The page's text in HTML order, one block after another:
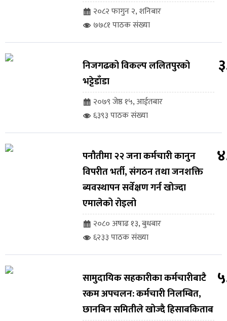
२०८२ फागुन २, शनिबार
७७८१ पाठक संख्या
निजगढको विकल्प ललितपुरको
भट्टेडाँडा
२०७९ जेष्ठ १५, आईतबार
६३९३ पाठक संख्या
पनौतीमा २२ जना कर्मचारी कानुन
विपरीत भर्ती, संगठन तथा जनशक्ति
ब्यवस्थापन सर्वेक्षण गर्न खोज्दा
एमालेको रोइलो
२०८० अषाढ १३, बुधबार
६२३३ पाठक संख्या
सामुदायिक सहकारीका कर्मचारीबाटै
रकम अपचलन: कर्मचारी निलम्बित,
छानबिन समितीले खोज्दै हिसाबकिताब